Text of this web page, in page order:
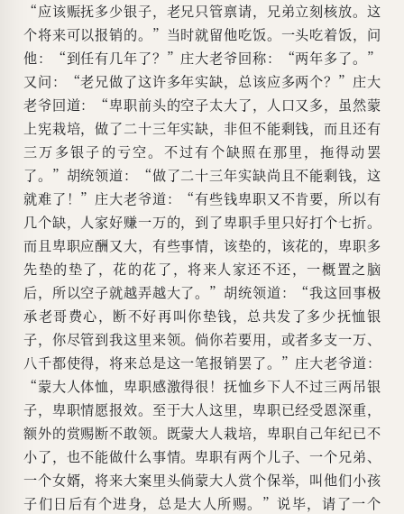
“应该赈抚多少银子，老兄只管禀请，兄弟立刻核放。这
个将来可以报销的。”当时就留他吃饭。一头吃着饭，问
他：“到任有几年了？”庄大老爷回称：“两年多了。”
又问：“老兄做了这许多年实缺，总该应多两个？”庄大
老爷回道：“卑职前头的空子太大了，人口又多，虽然蒙
上宪栽培，做了二十三年实缺，非但不能剩钱，而且还有
三万多银子的亏空。不过有个缺照在那里，拖得动罢
了。”胡统领道：“做了二十三年实缺尚且不能剩钱，这
就难了！”庄大老爷道：“有些钱卑职又不肯要，所以有
几个缺，人家好赚一万的，到了卑职手里只好打个七折。
而且卑职应酬又大，有些事情，该垫的，该花的，卑职多
先垫的垫了，花的花了，将来人家还不还，一概置之脑
后，所以空子就越弄越大了。”胡统领道：“我这回事极
承老哥费心，断不好再叫你垫钱，总共发了多少抚恤银
子，你尽管到我这里来领。倘你若要用，或者多支一万、
八千都使得，将来总是这一笔报销罢了。”庄大老爷道：
“蒙大人体恤，卑职感激得很！抚恤乡下人不过三两吊银
子，卑职情愿报效。至于大人这里，卑职已经受恩深重，
额外的赏赐断不敢领。既蒙大人栽培，卑职自己年纪已不
小了，也不能做什么事情。卑职有两个儿子、一个兄弟、
一个女婿，将来大案里头倘蒙大人赏个保举，叫他们小孩
子们日后有个进身，总是大人所赐。”说毕，请了一个